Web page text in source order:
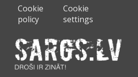
Cookie
policy
Cookie
settings